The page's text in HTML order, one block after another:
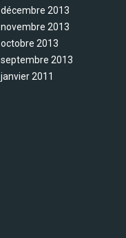
décembre 2013
novembre 2013
octobre 2013
septembre 2013
janvier 2011